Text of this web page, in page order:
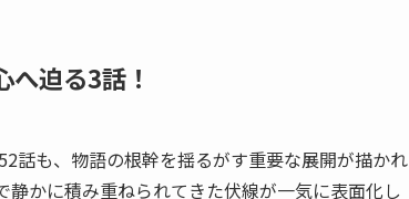
迫る3話！
話も、物語の根幹を揺るがす重要な展開が描かれ
かに積み重ねられてきた伏線が一気に表面化し